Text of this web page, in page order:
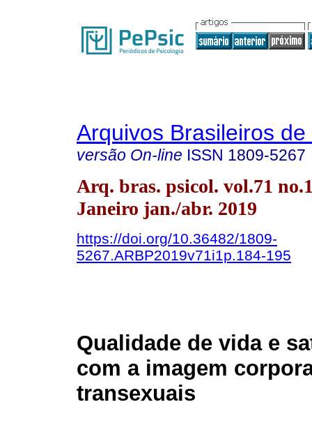
Arquivos Brasileiros
versão On-line ISSN 1809-5267
Arq. bras. psicol. vol.71
Janeiro jan./abr. 2019
https://doi.org/10.36482/1809-
5267.ARBP2019v71i1p.184-195
Qualidade de vida e
com a imagem
transexuais